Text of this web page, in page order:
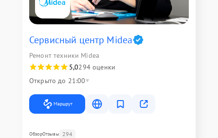
Сервисный центр Midea
Ремонт техники Midea
5,0294 оценки
Открыто до 21:00
Маршрут
ОбзорОтзывы 294